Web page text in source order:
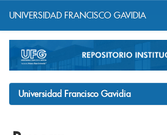
navigation
UNIVERSIDAD FRANCISCO GAVIDIA
Universidad Francisco Gavidia